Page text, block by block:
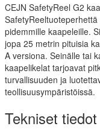
CEJN SafetyReel G2
pidemmille kaapeleille.
jopa 25 metrin pituisia
A versiona. Seinälle tai
kaapelikelat tarjoavat
turvallisuuden ja
teollisuusympäristöissä.
Tekniset tiedot